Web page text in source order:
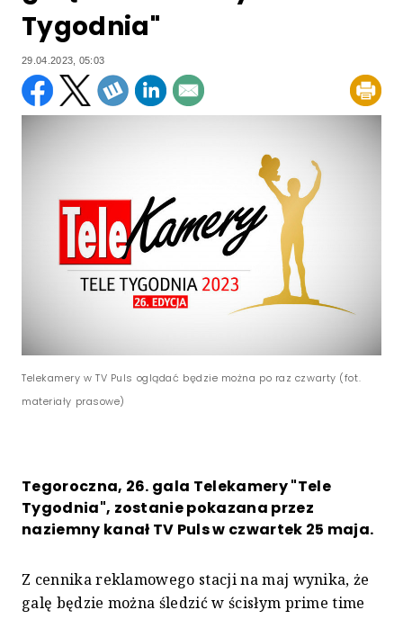
Tygodnia"
29.04.2023, 05:03
Telekamery w TV Puls oglądać będzie można po raz czwarty (fot.
materiały prasowe)
Tegoroczna, 26. gala Telekamery "Tele
Tygodnia", zostanie pokazana przez
naziemny kanał TV Puls w czwartek 25 maja.
Z cennika reklamowego stacji na maj wynika, że
galę będzie można śledzić w ścisłym prime time